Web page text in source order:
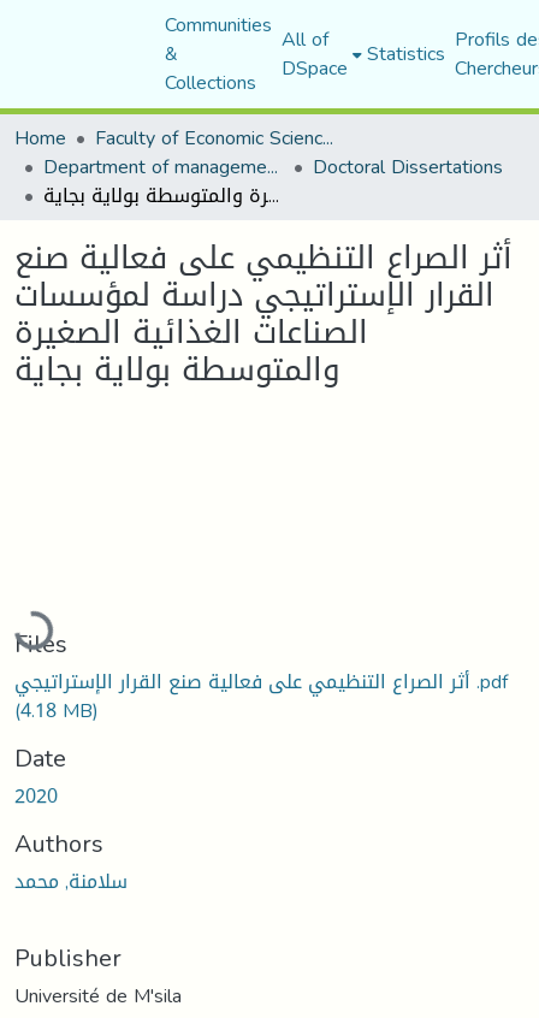
Communities
&
Collections
All of
DSpace Statistics Profils
Home
Faculty of Economic Sciences, Commerce and Management Sciences
Department of management sciences Doctoral Dissertations
أثر الصراع التنظيمي على فعالية صنع القرار الإستراتيجي دراسة لمؤسسات الصناعات الغذائية الصغيرة والمتوسطة بولاية بجاية
أثر الصراع التنظيمي على فعالية صنع
القرار الإستراتيجي دراسة لمؤسسات
الصناعات الغذائية الصغيرة
والمتوسطة بولاية بجاية
Loading...
Files
أثر الصراع التنظيمي على فعالية صنع القرار الإستراتيجي .pdf
(4.18 MB)
Date
2020
Authors
سلامنة, محمد
Publisher
Université de M'sila